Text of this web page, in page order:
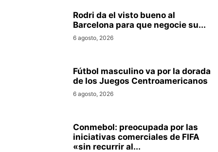
Rodri da el visto bueno al
Barcelona para que negocie su...
6 agosto, 2026
Fútbol masculino va por la dorada
de los Juegos Centroamericanos
6 agosto, 2026
Conmebol: preocupada por las
iniciativas comerciales de FIFA
«sin recurrir al...